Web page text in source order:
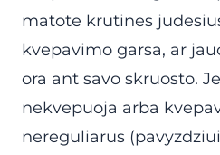
matote krutines
kvepavimo garsa, ar
ora ant savo skruosto.
nekvepuoja arba
nereguliarus